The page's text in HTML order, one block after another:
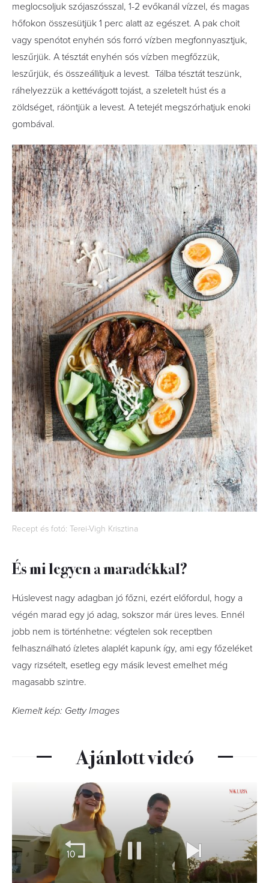
meglocsoljuk szójaszósszal, 1-2 evőkanál vízzel, és magas
hőfokon összesütjük 1 perc alatt az egészet. A pak choit
vagy spenótot enyhén sós forró vízben megfonnyasztjuk,
leszűrjük. A tésztát enyhén sós vízben megfőzzük,
leszűrjük, és összeállítjuk a levest. Tálba tésztát teszünk,
ráhelyezzük a kettévágott tojást, a szeletelt húst és a
zöldséget, ráöntjük a levest. A tetejét megszórhatjuk enoki
gombával.
Recept és fotó: Terei-Vigh Krisztina
És mi legyen a maradékkal?
Húslevest nagy adagban jó főzni, ezért előfordul, hogy a
végén marad egy jó adag, sokszor már üres leves. Ennél
jobb nem is történhetne: végtelen sok receptben
felhasználható ízletes alaplét kapunk így, ami egy főzeléket
vagy rizsételt, esetleg egy másik levest emelhet még
magasabb szintre.
Kiemelt kép: Getty Images
Ajánlott videó